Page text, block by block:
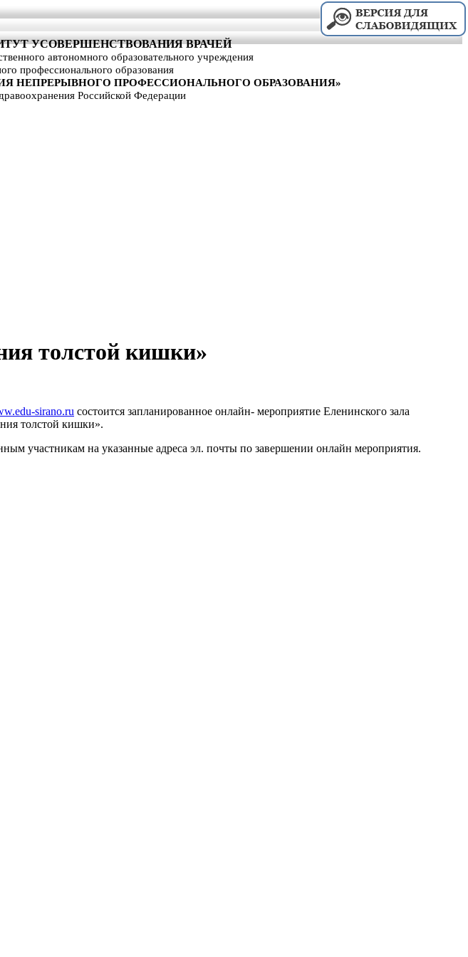
УСОВЕРШЕНСТВОВАНИЯ ВРАЧЕЙ
автономного образовательного учреждения
профессионального образования
НЕПРЕРЫВНОГО ПРОФЕССИОНАЛЬНОГО ОБРАЗОВАНИЯ»
Российской Федерации
толстой кишки»
sirano.ru cостоится запланированное онлайн- мероприятие Еленинского зала
толстой кишки».
участникам на указанные адреса эл. почты по завершении онлайн мероприятия.